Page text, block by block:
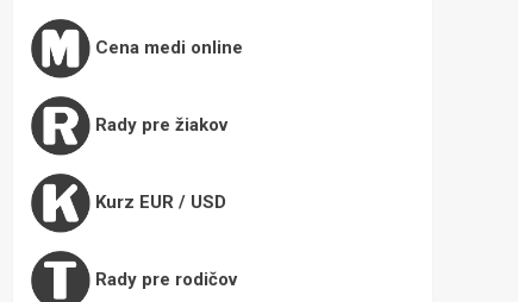
Cena medi online
Rady pre žiakov
Kurz EUR / USD
Rady pre rodičov